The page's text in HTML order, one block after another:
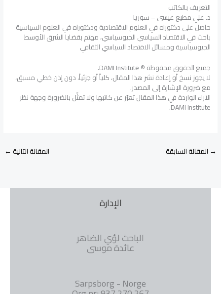
التعريف بالكاتب
د. علي مطيع عيسى – سوريا
حاصل على دكتوراه في العلوم الاقتصادية ودكتوراه في العلوم السياسية
باحث في الاقتصاد السياسي الجيوسياسي، مهتم بقضايا الشرق الأوسط
الجيوسياسية ومسائل الاقتصاد السياسي الثقافي
جميع الحقوق محفوظة © DAMI Institute.
لا يجوز نسخ أو إعادة نشر هذا المقال، كلياً أو جزئياً، دون إذن خطي مسبق،
مع ضرورة الإشارة إلى المصدر.
الآراء الواردة في هذا المقال تعبّر عن كاتبها ولا تمثّل بالضرورة وجهة نظر
DAMI Institute.
→ المقالة السابقة المقالة التالية←
الإدارة
الباحث لؤي الضاهر
عائدة موسى
Sarpsborg - Norge